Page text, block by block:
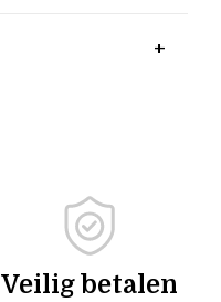
Veilig betalen